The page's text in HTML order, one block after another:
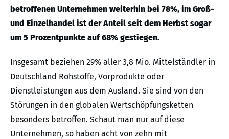
betroffenen Unternehmen weiterhin bei 78%, im Groß-
und Einzelhandel ist der Anteil seit dem Herbst sogar
um 5 Prozentpunkte auf 68% gestiegen.
Insgesamt beziehen 29% aller 3,8 Mio. Mittelständler in
Deutschland Rohstoffe, Vorprodukte oder
Dienstleistungen aus dem Ausland. Sie sind von den
Störungen in den globalen Wertschöpfungsketten
besonders betroffen. Schaut man nur auf diese
Unternehmen, so haben acht von zehn mit